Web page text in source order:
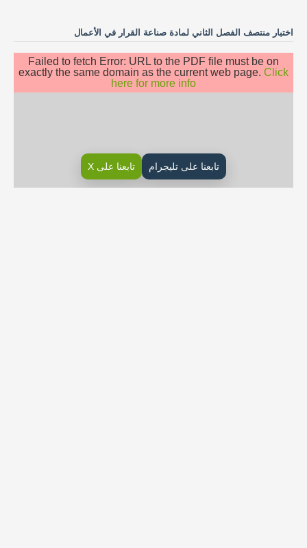
اختبار منتصف الفصل الثاني لمادة صناعة القرار في الأعمال
Failed to fetch Error: URL to the PDF file must be on
exactly the same domain as the current web page. Click
here for more info
تابعنا على تليجرام تابعنا على X